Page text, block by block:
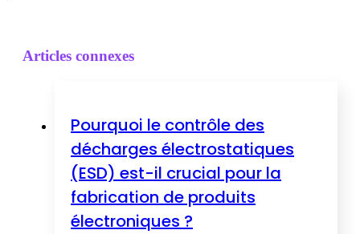
Articles connexes
Pourquoi le contrôle des
décharges électrostatiques
(ESD) est-il crucial pour la
fabrication de produits
électroniques ?